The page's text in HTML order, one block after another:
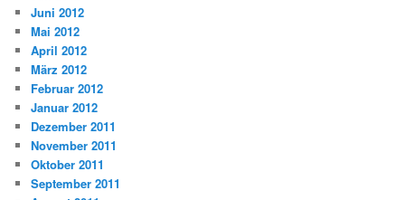
Juni 2012
Mai 2012
April 2012
März 2012
Februar 2012
Januar 2012
Dezember 2011
November 2011
Oktober 2011
September 2011